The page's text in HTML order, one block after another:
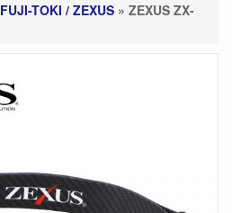
FUJI-TOKI / ZEXUS » ZEXUS ZX-